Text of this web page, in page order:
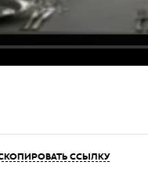
ССЫЛКУ